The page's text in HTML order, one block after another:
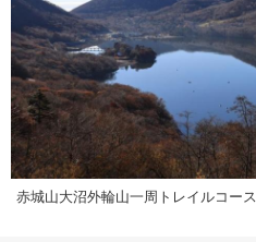
赤城山大沼外輪山一周トレイルコース